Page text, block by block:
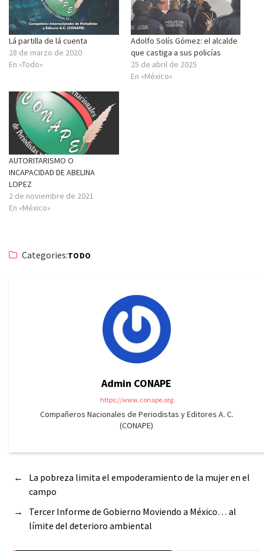
Lá partilla de lá cuenta
28 de marzo de 2020
En «Todo»
Adolfo Solís Gómez: el alcalde
que castiga a sus policías
25 de abril de 2025
En «México»
AUTORITARISMO O
INCAPACIDAD DE ABELINA
LOPEZ
2 de noviembre de 2021
En «México»
Categories:TODO
Admin CONAPE
https://www.conape.org
Compañeros Nacionales de Periodistas y Editores A. C.
(CONAPE)
←
La pobreza limita el empoderamiento de la mujer en el
campo
→
Tercer Informe de Gobierno Moviendo a México… al
límite del deterioro ambiental